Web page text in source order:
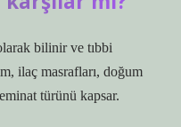
bilinir ve tıbbi
ilaç masrafları, doğum
türünü kapsar.